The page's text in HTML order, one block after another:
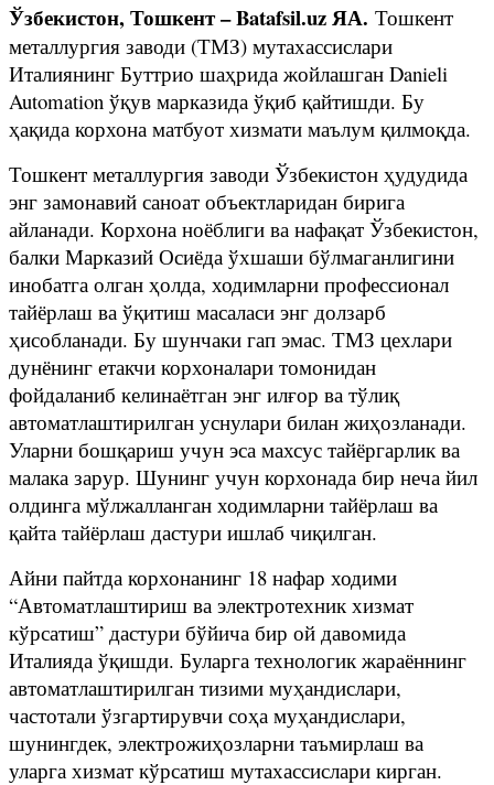
Ўзбекистон, Тошкент – Batafsil.uz ЯА. Тошкент
металлургия заводи (ТМЗ) мутахассислари
Италиянинг Буттрио шаҳрида жойлашган Danieli
Automation ўқув марказида ўқиб қайтишди. Бу
ҳақида корхона матбуот хизмати маълум қилмоқда.
Тошкент металлургия заводи Ўзбекистон ҳудудида
энг замонавий саноат объектларидан бирига
айланади. Корхона ноёблиги ва нафақат Ўзбекистон,
балки Марказий Осиёда ўхшаши бўлмаганлигини
инобатга олган ҳолда, ходимларни профессионал
тайёрлаш ва ўқитиш масаласи энг долзарб
ҳисобланади. Бу шунчаки гап эмас. ТМЗ цехлари
дунёнинг етакчи корхоналари томонидан
фойдаланиб келинаётган энг илғор ва тўлиқ
автоматлаштирилган уснулари билан жиҳозланади.
Уларни бошқариш учун эса махсус тайёргарлик ва
малака зарур. Шунинг учун корхонада бир неча йил
олдинга мўлжалланган ходимларни тайёрлаш ва
қайта тайёрлаш дастури ишлаб чиқилган.
Айни пайтда корхонанинг 18 нафар ходими
“Автоматлаштириш ва электротехник хизмат
кўрсатиш” дастури бўйича бир ой давомида
Италияда ўқишди. Буларга технологик жараённинг
автоматлаштирилган тизими муҳандислари,
частотали ўзгартирувчи соҳа муҳандислари,
шунингдек, электрожиҳозларни таъмирлаш ва
уларга хизмат кўрсатиш мутахассислари кирган.